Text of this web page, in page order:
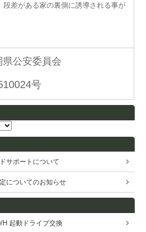
段差がある家の裏側に誘導される事が
公安委員会
号
サポートについて
についてのお知らせ
H 起動ドライブ交換